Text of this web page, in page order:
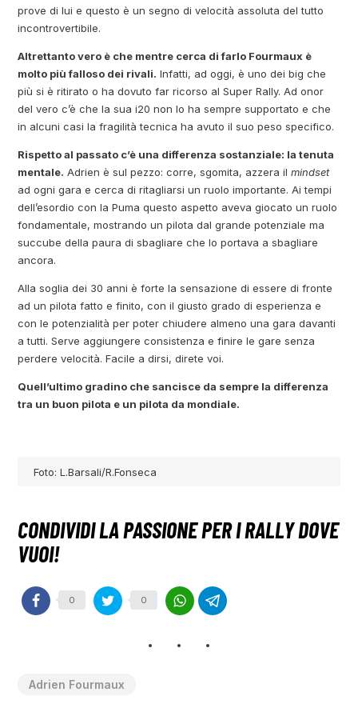
prove di lui e questo è un segno di velocità assoluta del tutto
incontrovertibile.
Altrettanto vero è che mentre cerca di farlo Fourmaux è
molto più falloso dei rivali. Infatti, ad oggi, è uno dei big che
più si è ritirato o ha dovuto far ricorso al Super Rally. Ad onor
del vero c’è che la sua i20 non lo ha sempre supportato e che
in alcuni casi la fragilità tecnica ha avuto il suo peso specifico.
Rispetto al passato c’è una differenza sostanziale: la tenuta
mentale. Adrien è sul pezzo: corre, sgomita, azzera ilmindset
ad ogni gara e cerca di ritagliarsi un ruolo importante. Ai tempi
dell’esordio con la Puma questo aspetto aveva giocato un ruolo
fondamentale, mostrando un pilota dal grande potenziale ma
succube della paura di sbagliare che lo portava a sbagliare
ancora.
Alla soglia dei 30 anni è forte la sensazione di essere di fronte
ad un pilota fatto e finito, con il giusto grado di esperienza e
con le potenzialità per poter chiudere almeno una gara davanti
a tutti. Serve aggiungere consistenza e finire le gare senza
perdere velocità. Facile a dirsi, direte voi.
Quell’ultimo gradino che sancisce da sempre la differenza
tra un buon pilota e un pilota da mondiale.
Foto: L.Barsali/R.Fonseca
0 0
Adrien Fourmaux